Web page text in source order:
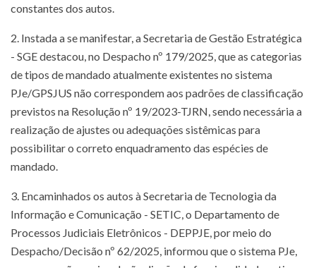
constantes dos autos.
2. Instada a se manifestar, a Secretaria de Gestão Estratégica
- SGE destacou, no Despacho nº 179/2025, que as categorias
de tipos de mandado atualmente existentes no sistema
PJe/GPSJUS não correspondem aos padrões de classificação
previstos na Resolução nº 19/2023-TJRN, sendo necessária a
realização de ajustes ou adequações sistêmicas para
possibilitar o correto enquadramento das espécies de
mandado.
3. Encaminhados os autos à Secretaria de Tecnologia da
Informação e Comunicação - SETIC, o Departamento de
Processos Judiciais Eletrônicos - DEPPJE, por meio do
Despacho/Decisão nº 62/2025, informou que o sistema PJe,